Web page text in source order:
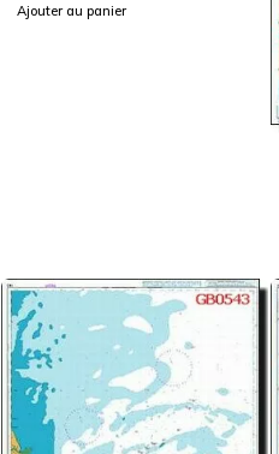
Ajouter au panier